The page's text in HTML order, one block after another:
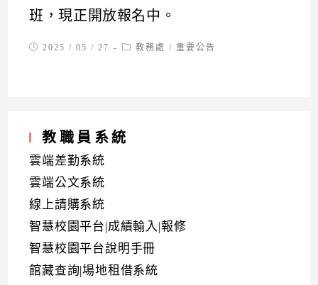
班，現正開放報名中。
Post2025 / 05 / 27
Post教務處 / 重要公告
教職員系統
雲端差勤系統
雲端公文系統
線上請購系統
智慧校園平台|成績輸入|報修
智慧校園平台說明手冊
館藏查詢|場地租借系統